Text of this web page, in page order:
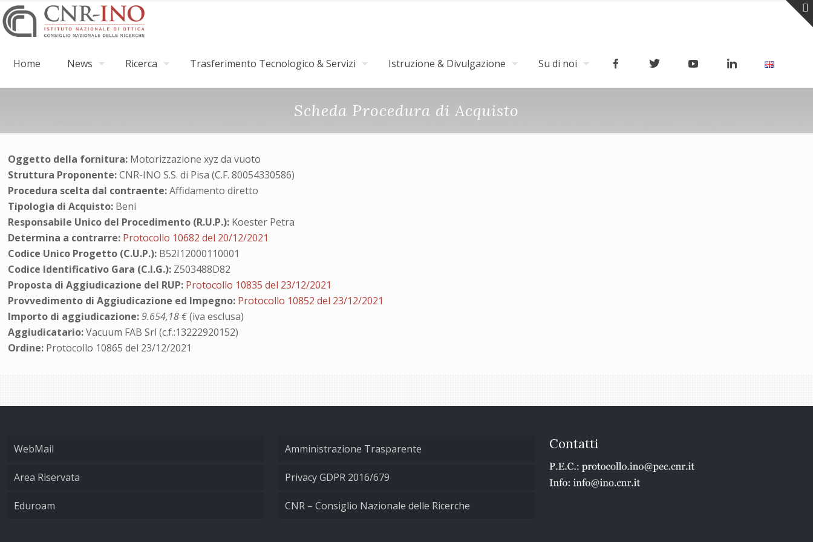
Home News Ricerca Trasferimento Tecnologico & Servizi Istruzione & Divulgazione Su di noi
Scheda Procedura di Acquisto
Oggetto della fornitura: Motorizzazione xyz da vuoto
Struttura Proponente:CNR-INO S.S. di Pisa (C.F. 80054330586)
Procedura scelta dal contraente:Affidamento diretto
Tipologia di Acquisto: Beni
Responsabile Unico del Procedimento (R.U.P.): Koester Petra
Determina a contrarre: Protocollo 10682 del 20/12/2021
Codice Unico Progetto (C.U.P.): B52I12000110001
Codice Identificativo Gara (C.I.G.): Z503488D82
Proposta di Aggiudicazione del RUP: Protocollo 10835 del 23/12/2021
Provvedimento di Aggiudicazione ed Impegno: Protocollo 10852 del 23/12/2021
Importo di aggiudicazione: 9.654,18 €(iva esclusa)
Aggiudicatario:Vacuum FAB Srl (c.f.:13222920152)
Ordine: Protocollo 10865 del 23/12/2021
WebMail
Area Riservata
Eduroam
Amministrazione Trasparente
Privacy GDPR 2016/679
CNR – Consiglio Nazionale delle Ricerche
Contatti